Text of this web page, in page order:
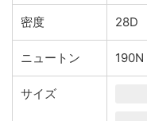
密度 28D
ニュートン 190N
サイズ